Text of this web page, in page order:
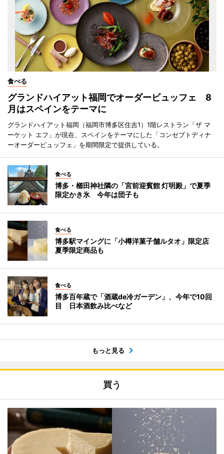
食べる
グランドハイアット福岡でオーダービュッフェ 8
月はスペインをテーマに
グランドハイアット福岡（福岡市博多区住吉1）1階レストラン「ザ マ
ーケット エフ」が現在、スペインをテーマにした「コンセプトディナ
ーオーダービュッフェ」を期間限定で提供している。
食べる
博多・櫛田神社隣の「宮前迎賓館 灯明殿」で夏季
限定かき氷 今年は団子も
食べる
博多駅マイングに「小樽洋菓子舗ルタオ」限定店
夏季限定商品も
食べる
博多百年蔵で「酒蔵de冷ガーデン」、今年で10回
目 日本酒飲み比べなど
もっと見る
買う